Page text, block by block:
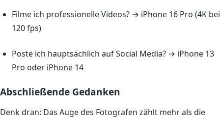
Filme ich professionelle Videos? → iPhone 16 Pro (4K bei
120 fps)
Poste ich hauptsächlich auf Social Media? → iPhone 13
Pro oder iPhone 14
Abschließende Gedanken
Denk dran: Das Auge des Fotografen zählt mehr als die